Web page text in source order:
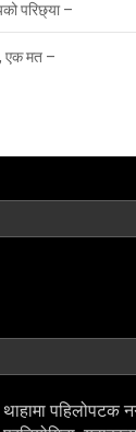
परिछ्या –
एक मत –
थाहामा पहिलोपटक